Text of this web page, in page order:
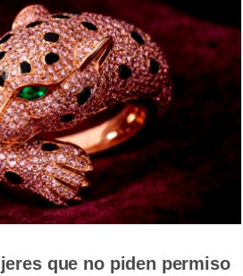
que no piden permiso